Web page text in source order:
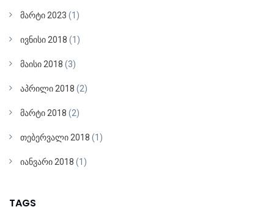
მარტი 2023 (1)
ივნისი 2018 (1)
მაისი 2018 (3)
აპრილი 2018 (2)
მარტი 2018 (2)
თებერვალი 2018 (1)
იანვარი 2018 (1)
TAGS